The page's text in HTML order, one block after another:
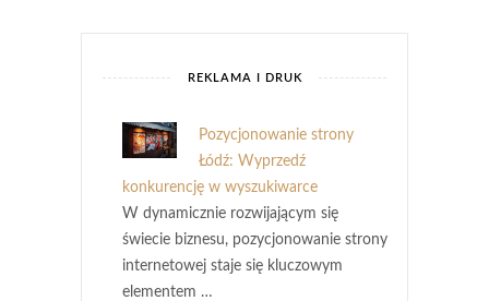
REKLAMA I DRUK
Pozycjonowanie strony
Łódź: Wyprzedź
konkurencję w wyszukiwarce
W dynamicznie rozwijającym się
świecie biznesu, pozycjonowanie strony
internetowej staje się kluczowym
elementem …